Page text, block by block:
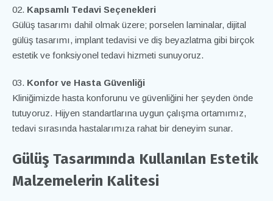
Kapsamlı Tedavi Seçenekleri
Gülüş tasarımı dahil olmak üzere; porselen laminalar, dijital
gülüş tasarımı, implant tedavisi ve diş beyazlatma gibi birçok
estetik ve fonksiyonel tedavi hizmeti sunuyoruz.
Konfor ve Hasta Güvenliği
Kliniğimizde hasta konforunu ve güvenliğini her şeyden önde
tutuyoruz. Hijyen standartlarına uygun çalışma ortamımız,
tedavi sırasında hastalarımıza rahat bir deneyim sunar.
Gülüş Tasarımında Kullanılan Estetik
Malzemelerin Kalitesi